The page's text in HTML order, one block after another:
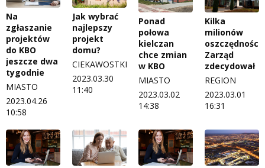
Na
zgłaszanie
projektów
do KBO
jeszcze dwa
tygodnie
MIASTO
2023.04.26
10:58
Jak wybrać
najlepszy
projekt
domu?
CIEKAWOSTKI
2023.03.30
11:40
Ponad
połowa
kielczan
chce zmian
w KBO
MIASTO
2023.03.02
14:38
Kilka
milionów
oszczędności.
Zarząd
zdecydował
REGION
2023.03.01
16:31